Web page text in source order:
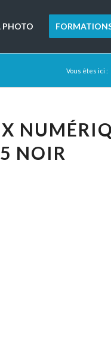
PHOTO
Vous êtes ici :
NOIR